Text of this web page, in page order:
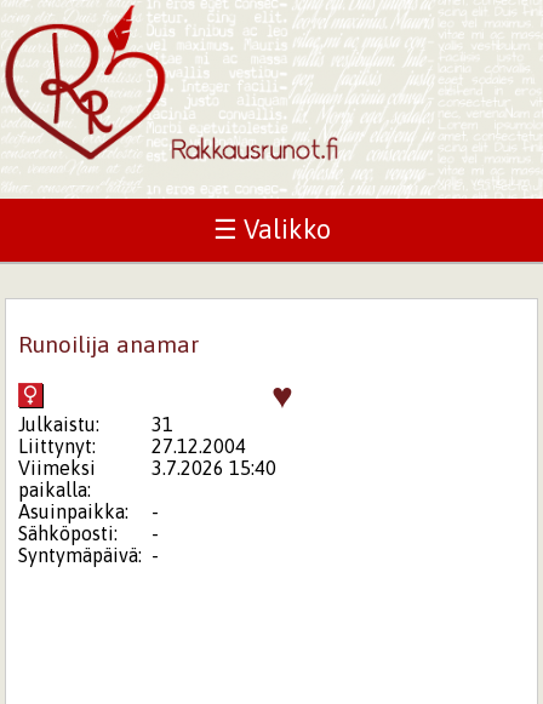
☰ Valikko
Runoilija anamar
♥
Julkaistu:
31
Liittynyt:
27.12.2004
Viimeksi
paikalla:
3.7.2026 15:40
Asuinpaikka:
-
Sähköposti:
-
Syntymäpäivä: -